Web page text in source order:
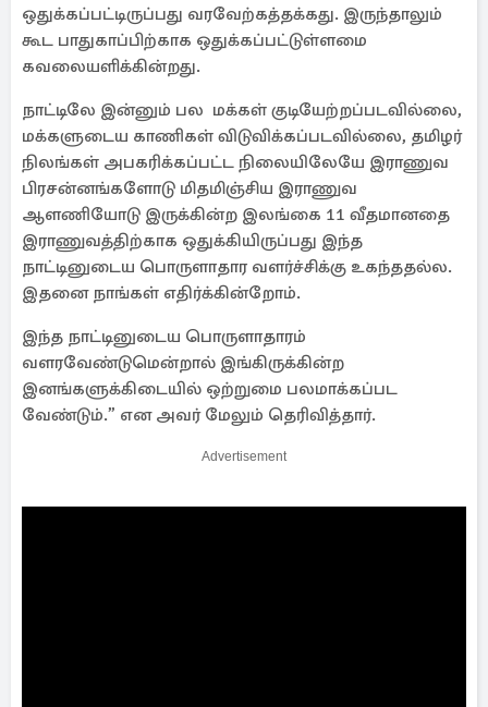
ஒதுக்கப்பட்டிருப்பது வரவேற்கத்தக்கது. இருந்தாலும்
கூட பாதுகாப்பிற்காக ஒதுக்கப்பட்டுள்ளமை
கவலையளிக்கின்றது.
நாட்டிலே இன்னும் பல மக்கள் குடியேற்றப்படவில்லை,
மக்களுடைய காணிகள் விடுவிக்கப்படவில்லை, தமிழர்
நிலங்கள் அபகரிக்கப்பட்ட நிலையிலேயே இராணுவ
பிரசன்னங்களோடு மிதமிஞ்சிய இராணுவ
ஆளணியோடு இருக்கின்ற இலங்கை 11 வீதமானதை
இராணுவத்திற்காக ஒதுக்கியிருப்பது இந்த
நாட்டினுடைய பொருளாதார வளர்ச்சிக்கு உகந்ததல்ல.
இதனை நாங்கள் எதிர்க்கின்றோம்.
இந்த நாட்டினுடைய பொருளாதாரம்
வளரவேண்டுமென்றால் இங்கிருக்கின்ற
இனங்களுக்கிடையில் ஒற்றுமை பலமாக்கப்பட
வேண்டும்.” என அவர் மேலும் தெரிவித்தார்.
Advertisement